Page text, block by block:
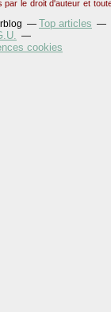
le droit d'auteur et
Top articles
cookies